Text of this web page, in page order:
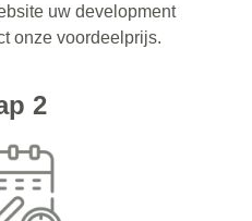
uw development
onze voordeelprijs.
2